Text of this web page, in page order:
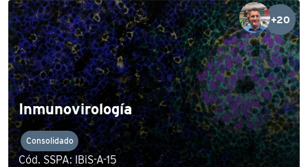
+20
Inmunovirología
Consolidado
Cód. SSPA: IBiS-A-15